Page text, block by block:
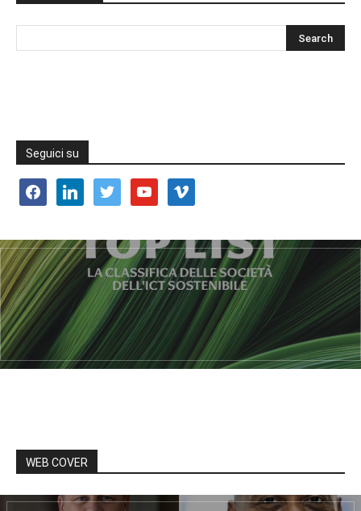
Seguici su
facebooklinkedin twitter youtube vimeo
WEB COVER